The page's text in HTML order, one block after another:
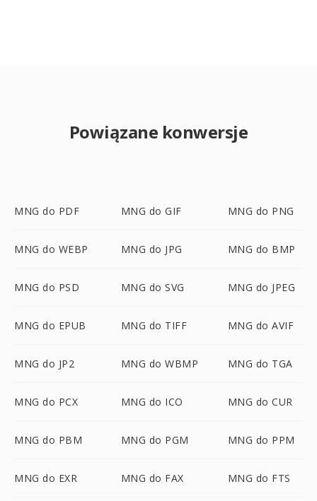
Powiązane konwersje
MNG do PDF MNG do GIF MNG do PNG
MNG do WEBP MNG do JPG MNG do BMP
MNG do PSD MNG do SVG MNG do JPEG
MNG do EPUB MNG do TIFF MNG do AVIF
MNG do JP2 MNG do WBMP MNG do TGA
MNG do PCX MNG do ICO MNG do CUR
MNG do PBM MNG do PGM MNG do PPM
MNG do EXR MNG do FAX MNG do FTS